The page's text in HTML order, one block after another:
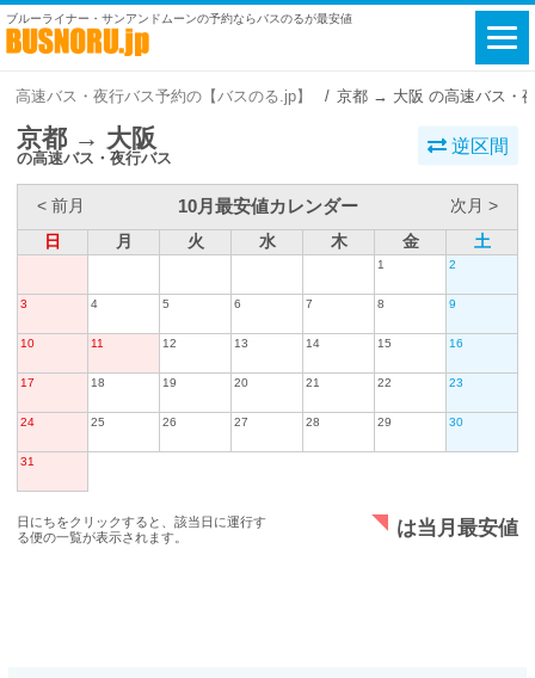
ブルーライナー・サンアンドムーンの予約ならバスのるが最安値
高速バス・夜行バス予約の【バスのる.jp】 京都 → 大阪 の高速バス・
京都 → 大阪
の高速バス・夜行バス
逆区間
< 前月 10月最安値カレンダー
次月 >
日
月 火 水 木 金 土
1 2
3 4 5 6 7 8 9
10 11 12 13 14 15 16
17 18 19 20 21 22 23
24 25 26 27 28 29 30
31
日にちをクリックすると、該当日に運行す
る便の一覧が表示されます。
は当月最安値